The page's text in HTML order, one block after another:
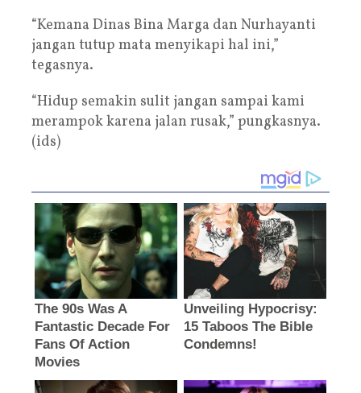
“Kemana Dinas Bina Marga dan Nurhayanti
jangan tutup mata menyikapi hal ini,”
tegasnya.
“Hidup semakin sulit jangan sampai kami
merampok karena jalan rusak,” pungkasnya.
(ids)